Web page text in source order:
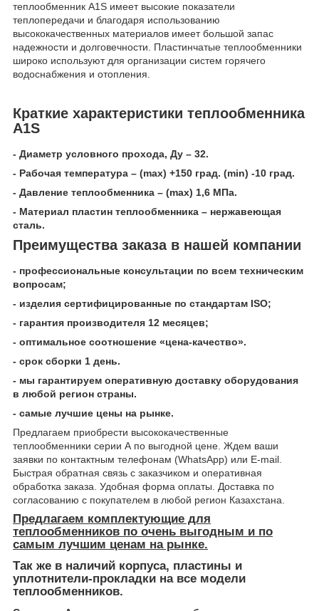
теплообменник А1S имеет высокие показатели
теплопередачи и благодаря использованию
высококачественных материалов имеет большой запас
надежности и долговечности. Пластинчатые теплообменники
широко используют для организации систем горячего
водоснабжения и отопления.
Краткие характеристики теплообменника
А1S
- Диаметр условного прохода, Ду – 32.
- Рабочая температура – (mах) +150 град. (min) -10 град.
- Давление теплообменника – (mах) 1,6 МПа.
- Материал пластин теплообменника – нержавеющая
сталь.
Преимущества заказа в нашей компании
- профессиональные консультации по всем техническим
вопросам;
- изделия сертифицированные по стандартам ISO;
- гарантия производителя 12 месяцев;
- оптимальное соотношение «цена-качество».
- срок сборки 1 день.
- мы гарантируем оперативную доставку оборудования
в любой регион страны.
- самые лучшие цены на рынке.
Предлагаем приобрести высококачественные
теплообменники серии А по выгодной цене. Ждем ваши
заявки по контактным телефонам (WhatsApp) или Е-mail.
Быстрая обратная связь с заказчиком и оперативная
обработка заказа. Удобная форма оплаты. Доставка по
согласованию с покупателем в любой регион Казахстана.
Предлагаем комплектующие для
теплообменников по очень выгодным и по
самым лучшим ценам на рынке.
Так же в наличий корпуса, пластины и
уплотнители-прокладки на все модели
теплообменников.